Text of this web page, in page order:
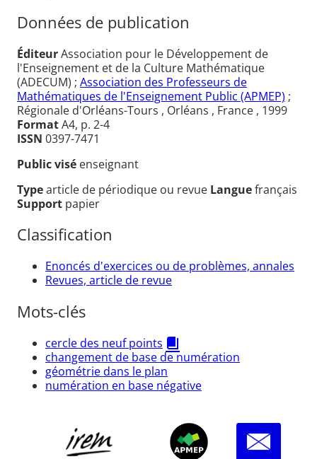
Données de publication
ÉditeurAssociation pour le Développement de
l'Enseignement et de la Culture Mathématique
(ADECUM) ; Association des Professeurs de
Mathématiques de l'Enseignement Public (APMEP) ;
Régionale d'Orléans-Tours , Orléans , France , 1999
FormatA4, p. 2-4
ISSN 0397-7471
Public visé enseignant
Typearticle de périodique ou revue Languefrançais
Support papier
Classification
Enoncés d'exercices ou de problèmes, annales
Revues, article de revue
Mots-clés
cercle des neuf points
changement de base de numération
géométrie dans le plan
numération en base négative